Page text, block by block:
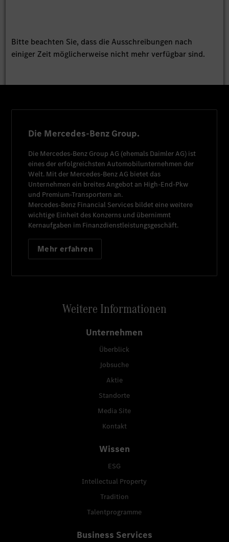
Bitte beachten Sie, dass die Ausschreibungen nach
einiger Zeit möglicherweise nicht mehr verfügbar sind.
Die Mercedes-Benz Group.
Die Mercedes-Benz Group AG (ehemals Daimler AG) ist
eines der erfolgreichsten Automobilunternehmen der
Welt. Mit der Mercedes-Benz AG bietet das
Unternehmen ein breites Angebot an High-End-Pkw
und Premium-Transportern an.
Mercedes-Benz Financial Services bildet eine weitere
wichtige Einheit des Konzerns und übernimmt
Kernaufgaben im Finanzdienstleistungsgeschäft.
Mehr erfahren
Weitere Informationen
Unternehmen
Überblick
Jobsuche
Aktie
Standorte
Media Site
Kontakt
Wissen
ESG
Intellectual Property
Tradition
Talentprogramme
Business Services